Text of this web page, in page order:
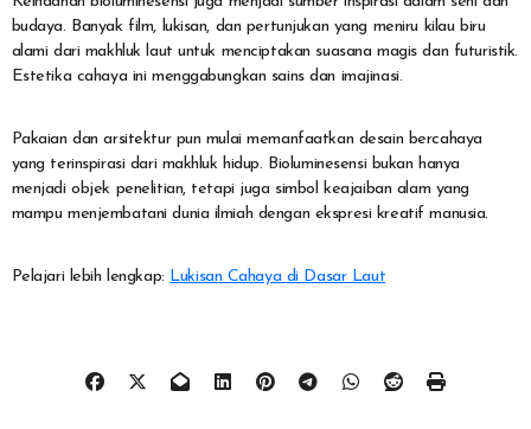
budaya. Banyak film, lukisan, dan pertunjukan yang meniru kilau biru
alami dari makhluk laut untuk menciptakan suasana magis dan futuristik.
Estetika cahaya ini menggabungkan sains dan imajinasi.
Pakaian dan arsitektur pun mulai memanfaatkan desain bercahaya
yang terinspirasi dari makhluk hidup. Bioluminesensi bukan hanya
menjadi objek penelitian, tetapi juga simbol keajaiban alam yang
mampu menjembatani dunia ilmiah dengan ekspresi kreatif manusia.
Pelajari lebih lengkap: Lukisan Cahaya di Dasar Laut